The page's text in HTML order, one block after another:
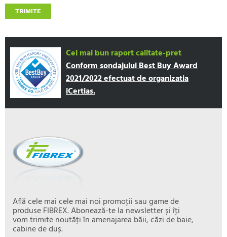
TRIMITE
Cel mai bun raport calitate-pret
Conform sondajului Best Buy Award
2021/2022 efectuat de organizatia
iCertias.
Află cele mai cele mai noi promoţii sau game de
produse FIBREX. Abonează-te la newsletter și îţi
vom trimite noutăţi în amenajarea băii, căzi de baie,
cabine de duș.